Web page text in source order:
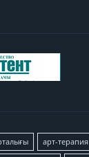
арт-терапия